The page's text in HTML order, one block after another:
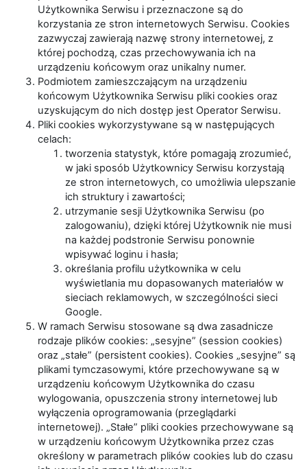
Użytkownika Serwisu i przeznaczone są do
korzystania ze stron internetowych Serwisu. Cookies
zazwyczaj zawierają nazwę strony internetowej, z
której pochodzą, czas przechowywania ich na
urządzeniu końcowym oraz unikalny numer.
Podmiotem zamieszczającym na urządzeniu
końcowym Użytkownika Serwisu pliki cookies oraz
uzyskującym do nich dostęp jest Operator Serwisu.
Pliki cookies wykorzystywane są w następujących
celach:
tworzenia statystyk, które pomagają zrozumieć,
w jaki sposób Użytkownicy Serwisu korzystają
ze stron internetowych, co umożliwia ulepszanie
ich struktury i zawartości;
utrzymanie sesji Użytkownika Serwisu (po
zalogowaniu), dzięki której Użytkownik nie musi
na każdej podstronie Serwisu ponownie
wpisywać loginu i hasła;
określania profilu użytkownika w celu
wyświetlania mu dopasowanych materiałów w
sieciach reklamowych, w szczególności sieci
Google.
W ramach Serwisu stosowane są dwa zasadnicze
rodzaje plików cookies: „sesyjne” (session cookies)
oraz „stałe” (persistent cookies). Cookies „sesyjne” są
plikami tymczasowymi, które przechowywane są w
urządzeniu końcowym Użytkownika do czasu
wylogowania, opuszczenia strony internetowej lub
wyłączenia oprogramowania (przeglądarki
internetowej). „Stałe” pliki cookies przechowywane są
w urządzeniu końcowym Użytkownika przez czas
określony w parametrach plików cookies lub do czasu